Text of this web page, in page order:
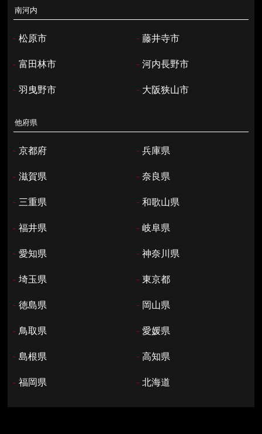
南河内
- 松原市 - 藤井寺市
- 富田林市 - 河内長野市
- 羽曳野市 - 大阪狭山市
他府県
- 京都府 - 兵庫県
- 滋賀県 - 奈良県
- 三重県 - 和歌山県
- 福井県 - 岐阜県
- 愛知県 - 神奈川県
- 埼玉県 - 東京都
- 徳島県 - 岡山県
- 鳥取県 - 愛媛県
- 島根県 - 高知県
- 福岡県 - 北海道